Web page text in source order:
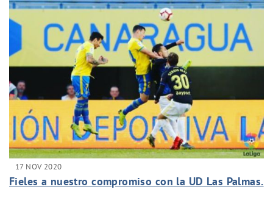
17 NOV 2020
Fieles a nuestro compromiso con la UD Las Palmas.